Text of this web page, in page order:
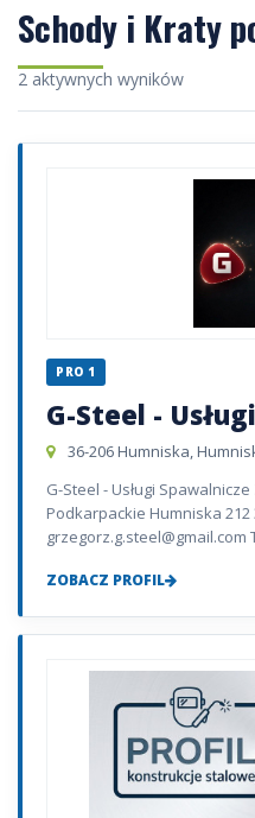
Schody i Kraty
2 aktywnych wyników
PRO 1
G-Steel -
36-206 Humniska,
G-Steel - Usługi
Podkarpackie Humniska 212
grzegorz.g.steel@gmail.com
ZOBACZ PROFIL